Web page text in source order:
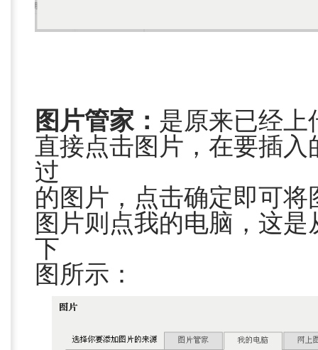
图片管家： 是原来已经上
直接点击图片，在要插
过
的图片，点击确定即可
图片则点我的电脑，这
下
图所示：